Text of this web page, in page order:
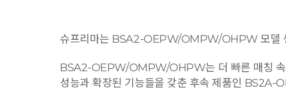
슈프리마는 BSA2-OEPW/OMPW/OHPW 모델
BSA2-OEPW/OMPW/OHPW는 더 빠른 매칭 속
성능과 확장된 기능들을 갖춘 후속 제품인